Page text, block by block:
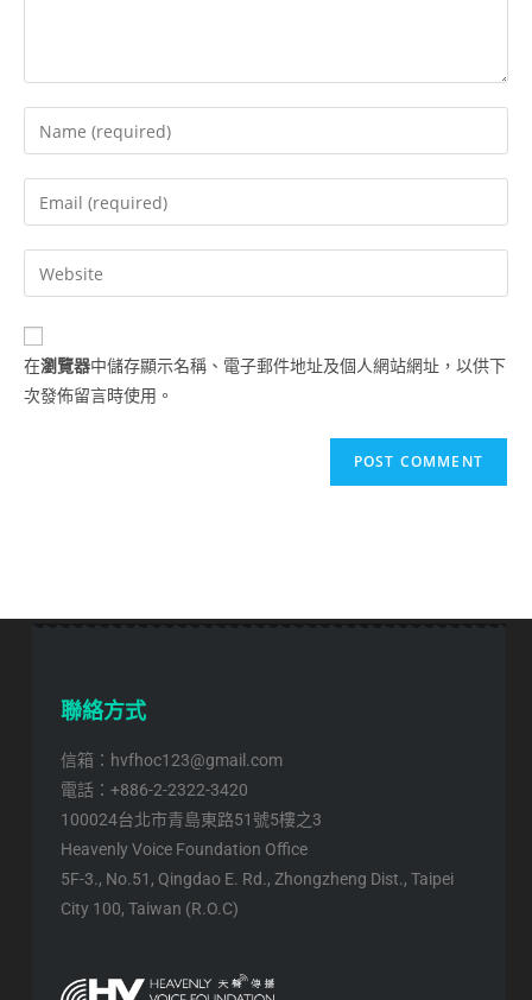
在瀏覽器中儲存顯示名稱、電子郵件地址及個人網站網址，以供下
次發佈留言時使用。
聯絡方式
信箱：hvfhoc123@gmail.com
電話：+886-2-2322-3420
100024台北市青島東路51號5樓之3
Heavenly Voice Foundation Office
5F-3., No.51, Qingdao E. Rd., Zhongzheng Dist., Taipei
City 100, Taiwan (R.O.C)